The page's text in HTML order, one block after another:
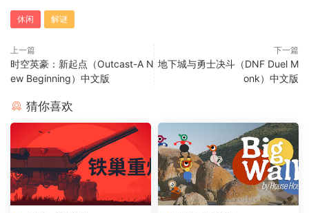
休闲 解谜
上一篇
时空英豪：新起点（Outcast-A N
ew Beginning）中文版
下一篇
地下城与勇士决斗（DNF Duel M
onk）中文版
猜你喜欢